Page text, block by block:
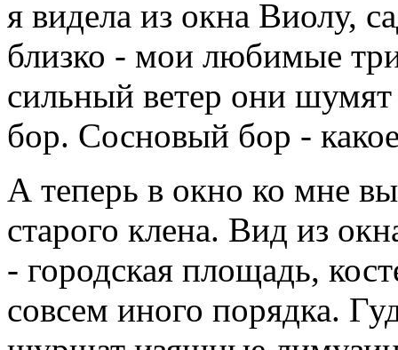
я видела из окна Виолу,
близко - мои любимые
сильный ветер они
бор. Сосновый бор -
А теперь в окно ко мне
старого клена. Вид из
- городская площадь,
совсем иного порядка.